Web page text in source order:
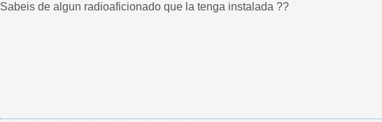
Sabeis de algun radioaficionado que la tenga instalada ??